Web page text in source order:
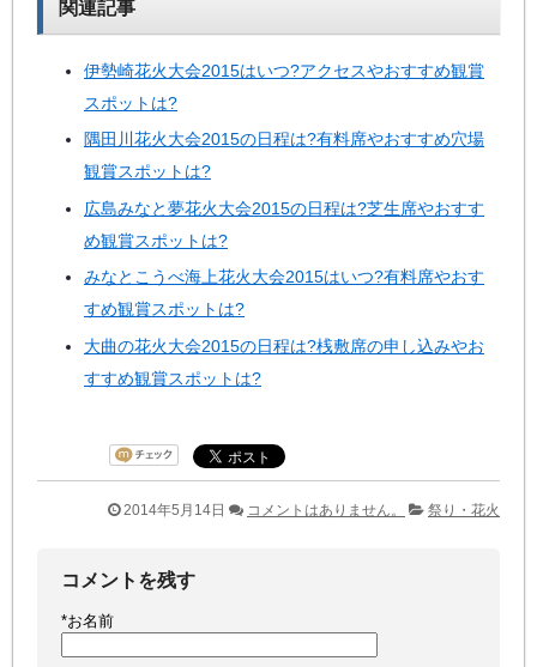
関連記事
伊勢崎花火大会2015はいつ?アクセスやおすすめ観賞
スポットは?
隅田川花火大会2015の日程は?有料席やおすすめ穴場
観賞スポットは?
広島みなと夢花火大会2015の日程は?芝生席やおすす
め観賞スポットは?
みなとこうべ海上花火大会2015はいつ?有料席やおす
すめ観賞スポットは?
大曲の花火大会2015の日程は?桟敷席の申し込みやお
すすめ観賞スポットは?
2014年5月14日 コメントはありません。 祭り・花火
コメントを残す
*お名前